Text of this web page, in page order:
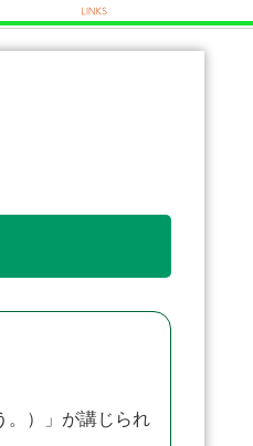
。）」が講じられ